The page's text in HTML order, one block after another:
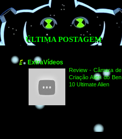
ÚLTIMA POSTAGEM
ExtraVídeos
Review - Câmara de
Criação Alien do Ben
10 Ultimate Alien